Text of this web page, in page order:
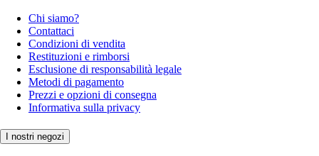
Chi siamo?
Contattaci
Condizioni di vendita
Restituzioni e rimborsi
Esclusione di responsabilità legale
Metodi di pagamento
Prezzi e opzioni di consegna
Informativa sulla privacy
I nostri negozi